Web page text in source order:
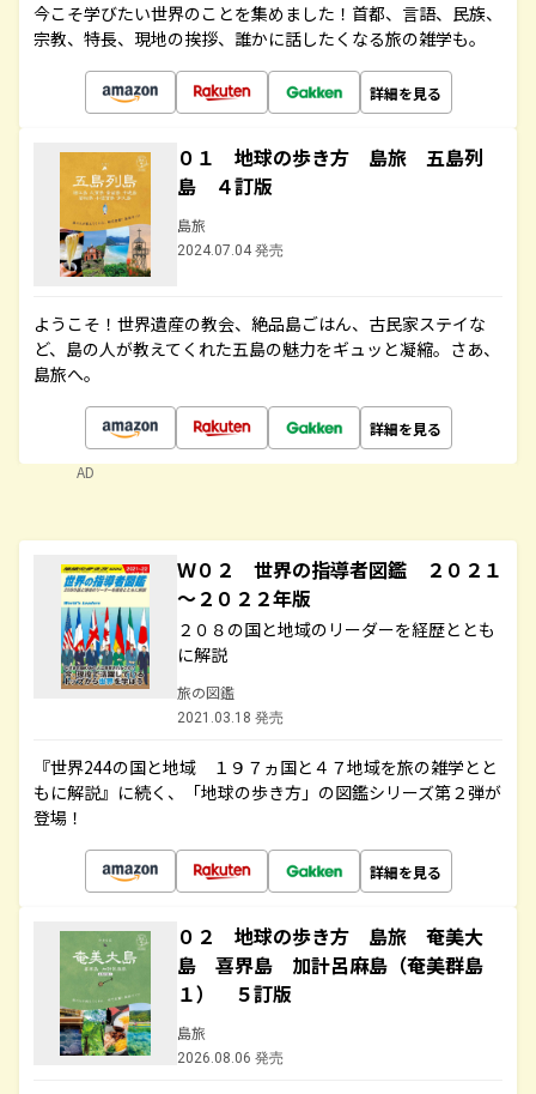
今こそ学びたい世界のことを集めました！首都、言語、民族、
宗教、特長、現地の挨拶、誰かに話したくなる旅の雑学も。
詳細を見る
０１ 地球の歩き方 島旅 五島列
島 ４訂版
島旅
2024.07.04 発売
ようこそ！世界遺産の教会、絶品島ごはん、古民家ステイな
ど、島の人が教えてくれた五島の魅力をギュッと凝縮。さあ、
島旅へ。
詳細を見る
AD
Ｗ０２ 世界の指導者図鑑 ２０２１
～２０２２年版
２０８の国と地域のリーダーを経歴ととも
に解説
旅の図鑑
2021.03.18 発売
『世界244の国と地域 １９７ヵ国と４７地域を旅の雑学とと
もに解説』に続く、「地球の歩き方」の図鑑シリーズ第２弾が
登場！
詳細を見る
０２ 地球の歩き方 島旅 奄美大
島 喜界島 加計呂麻島（奄美群島
１） ５訂版
島旅
2026.08.06 発売